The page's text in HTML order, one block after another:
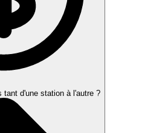
tant d'une station à l'autre ?